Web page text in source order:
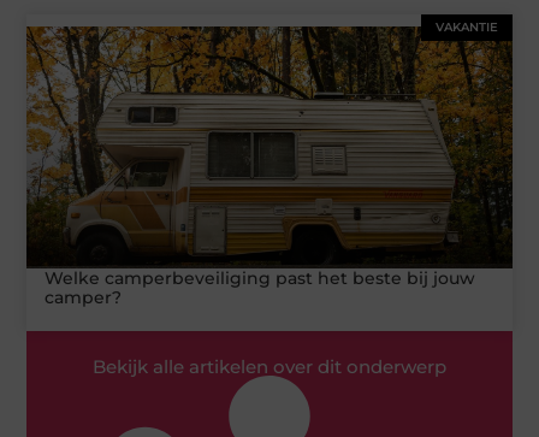
VAKANTIE
Welke camperbeveiliging past het beste bij jouw
camper?
Bekijk alle artikelen over dit onderwerp